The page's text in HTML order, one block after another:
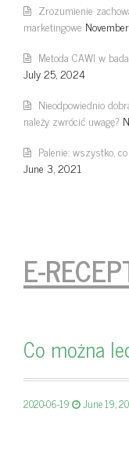
Zrozumienie
marketingowe
Metoda CAWI w
July 25, 2024
Nieodpowiednio
należy zwrócić uwagę?
Palenie: wszystko,
June 3, 2021
E-
Co można
2020-06-19 June 19,